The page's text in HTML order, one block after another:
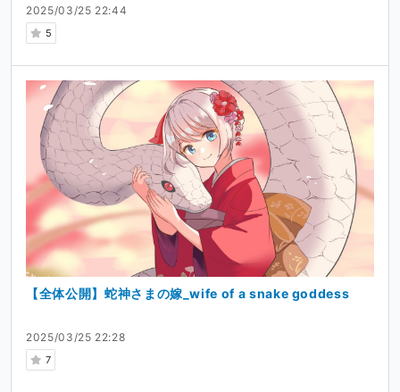
2025/03/25 22:44
5
2025/03/25 22:28
7
【全体公開】蛇神さまの嫁_wife of a snake goddess